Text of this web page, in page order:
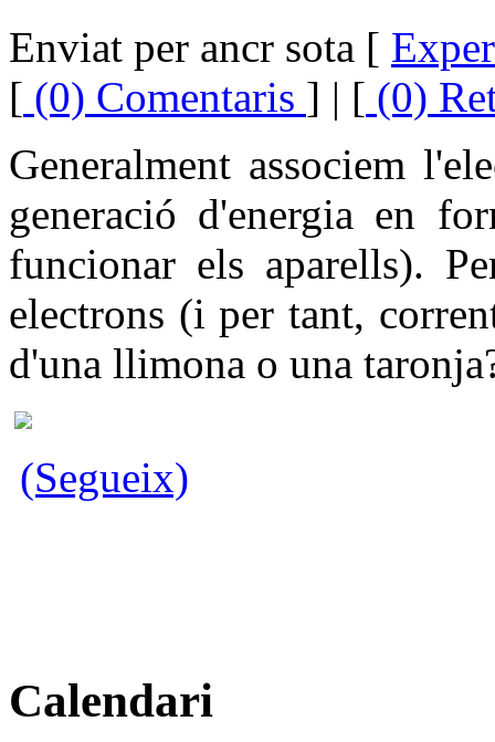
Enviat per ancr sota [
[ (0) Comentaris ] | [ (0)
Generalment associem
generació d'energia en
funcionar els aparells).
electrons (i per tant,
d'una llimona o una
(Segueix)
Calendari